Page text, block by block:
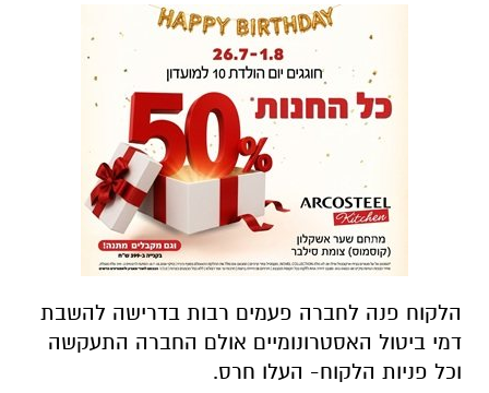
הלקוח פנה לחברה פעמים רבות בדרישה להשבת
דמי ביטול האסטרונומיים אולם החברה התעקשה
וכל פניות הלקוח- העלו חרס.